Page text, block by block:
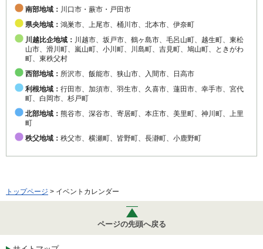
南部地域： 川口市・蕨市・戸田市
県央地域： 鴻巣市、上尾市、桶川市、北本市、伊奈町
川越比企地域： 川越市、坂戸市、鶴ヶ島市、毛呂山町、越生町、東松
山市、滑川町、嵐山町、小川町、川島町、吉見町、鳩山町、ときがわ
町、東秩父村
西部地域： 所沢市、飯能市、狭山市、入間市、日高市
利根地域： 行田市、加須市、羽生市、久喜市、蓮田市、幸手市、宮代
町、白岡市、杉戸町
北部地域： 熊谷市、深谷市、寄居町、本庄市、美里町、神川町、上里
町
秩父地域： 秩父市、横瀬町、皆野町、長瀞町、小鹿野町
トップページ > イベントカレンダー
ページの先頭へ戻る